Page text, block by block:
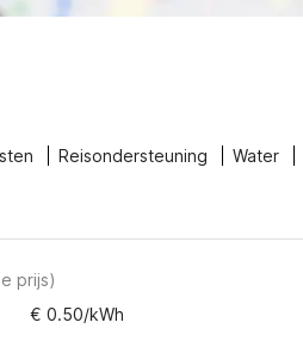
Reisondersteuning Water
prijs)
€ 0.50/kWh